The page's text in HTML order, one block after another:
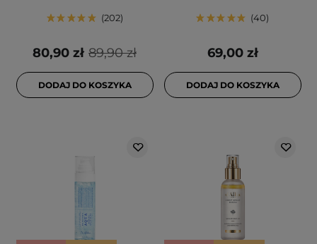
202
89,90 zł
80,90 zł
DODAJ DO KOSZYKA
40
69,00 zł
DODAJ DO KOSZYKA